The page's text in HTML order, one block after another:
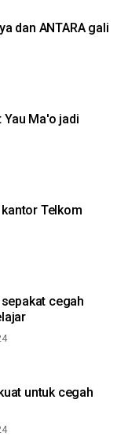
dan ANTARA gali
Yau Ma'o jadi
Telkom
sepakat cegah
untuk cegah